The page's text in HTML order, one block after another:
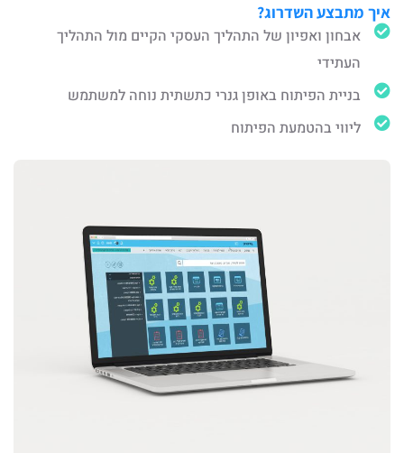
איך מתבצע השדרוג?
אבחון ואפיון של התהליך העסקי הקיים מול התהליך
העתידי
בניית הפיתוח באופן גנרי כתשתית נוחה למשתמש
ליווי בהטמעת הפיתוח